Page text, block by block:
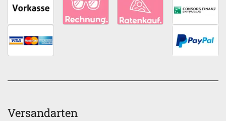
Versandarten